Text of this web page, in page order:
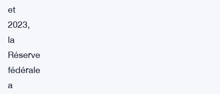
et
2023,
la
Réserve
fédérale
a